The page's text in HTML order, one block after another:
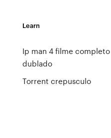
Learn
Ip man 4 filme completo
dublado
Torrent crepusculo